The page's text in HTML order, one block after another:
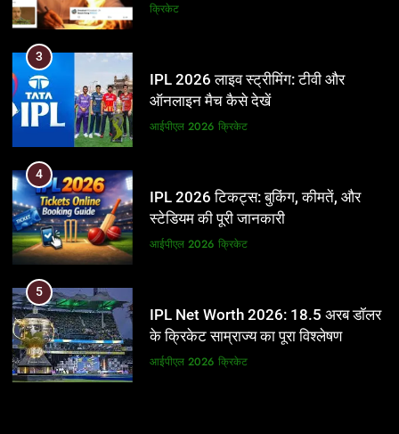
आईपीएल 2026
4
IPL 2026 टिकट्स: बुकिंग, कीमतें, और
स्टेडियम की पूरी जानकारी
आईपीएल 2026 क्रिकेट
5
IPL Net Worth 2026: 18.5 अरब डॉलर
के क्रिकेट साम्राज्य का पूरा विश्लेषण
आईपीएल 2026 क्रिकेट
6
IPL टीम के मालिक: फ्रेंचाइजी के पीछे की
असली ताकत
आईपीएल 2026 क्रिकेट
और BCCI पर लगाए गंभीर आरोप
क्रिकेट
3
IPL 2026 लाइव स्ट्रीमिंग: टीवी और
ऑनलाइन मैच कैसे देखें
आईपीएल 2026 क्रिकेट
4
IPL 2026 टिकट्स: बुकिंग, कीमतें, और
स्टेडियम की पूरी जानकारी
आईपीएल 2026 क्रिकेट
5
IPL Net Worth 2026: 18.5 अरब डॉलर
के क्रिकेट साम्राज्य का पूरा विश्लेषण
आईपीएल 2026 क्रिकेट